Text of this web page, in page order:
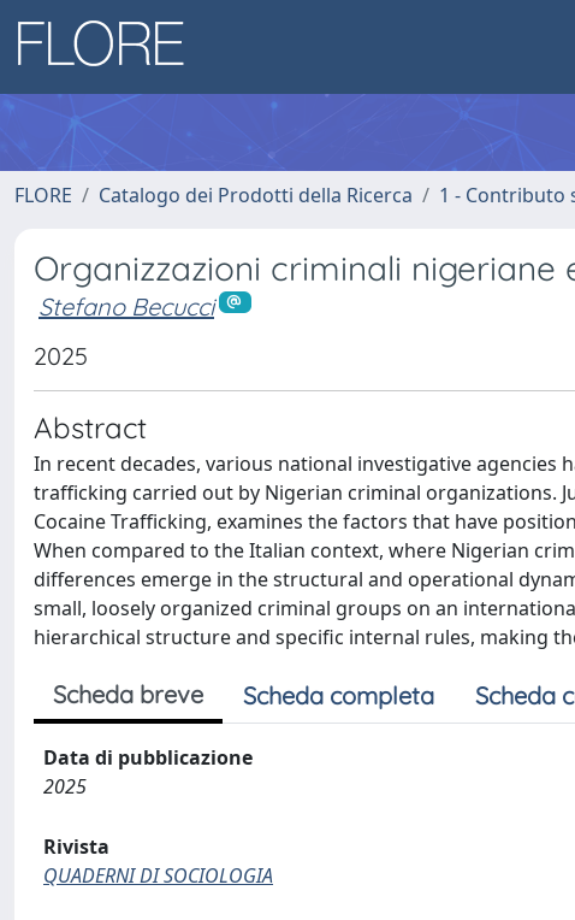
FLORE Catalogo dei Prodotti della Ricerca 1 - Contributo
Organizzazioni criminali
Stefano Becucci
2025
Abstract
In recent decades, various national investigative
trafficking carried out by Nigerian criminal organizations.
Cocaine Trafficking, examines the factors that have
When compared to the Italian context, where Nigerian
differences emerge in the structural and operational
small, loosely organized criminal groups on an
hierarchical structure and specific internal rules, making
Scheda breve Scheda completa Scheda
Data di pubblicazione
2025
Rivista
QUADERNI DI SOCIOLOGIA